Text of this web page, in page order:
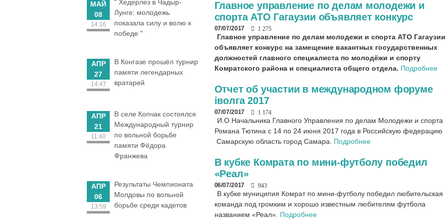
МАЙ
08
14:16
" Хедерлез в Чадыр-
Лунге: молодежь
показала силу и волю к
победе "
АПР
27
14:47
В Конгазе прошёл турнир
памяти легендарных
вратарей
АПР
21
11:40
В селе Копчак состоялся
Международный турнир
по вольной борьбе
памяти Фёдора
Франжева
АПР
06
13:59
Результаты Чемпионата
Молдовы по вольной
борьбе среди кадетов
Главное управление по делам молодежи и
спорта АТО Гагаузии объявляет конкурс
07/07/2017 1 275
Главное управление по делам молодежи и спорта АТО Гагаузии
объявляет конкурс на замещение вакантных государственных
должностей главного специалиста по молодёжи и спорту
Комратского района и специалиста общего отдела. Подробнее
Отчет об участии в международном форуме
iволга 2017
07/07/2017 1 174
И.О.Начальника Главного Управления по делам Молодежи и спорта
Романа Тютина с 14 по 24 июня 2017 года в Российскую федерацию
Самарскую область город Самара. Подробнее
В кубке Комрата по мини-футболу победил
«Реал»
06/07/2017 943
В кубке муниципия Комрат по мини-футболу победил любительская
команда под громким и хорошо известным любителям футбола
названием «Реал». Подробнее